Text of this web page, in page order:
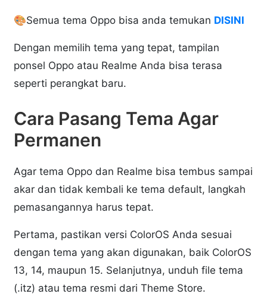
🎨Semua tema Oppo bisa anda temukan DISINI
Dengan memilih tema yang tepat, tampilan
ponsel Oppo atau Realme Anda bisa terasa
seperti perangkat baru.
Cara Pasang Tema Agar
Permanen
Agar tema Oppo dan Realme bisa tembus sampai
akar dan tidak kembali ke tema default, langkah
pemasangannya harus tepat.
Pertama, pastikan versi ColorOS Anda sesuai
dengan tema yang akan digunakan, baik ColorOS
13, 14, maupun 15. Selanjutnya, unduh file tema
(.itz) atau tema resmi dari Theme Store.